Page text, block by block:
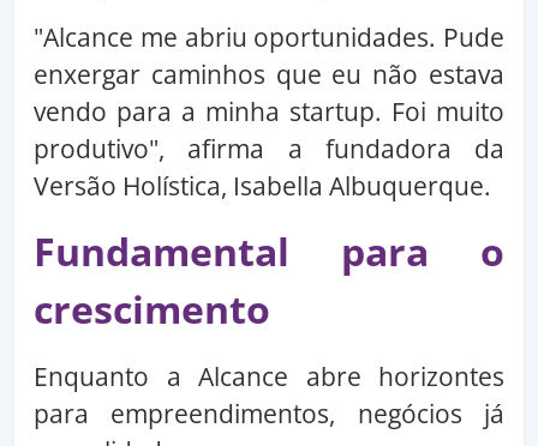
"Alcance me abriu oportunidades. Pude
enxergar caminhos que eu não estava
vendo para a minha startup. Foi muito
produtivo", afirma a fundadora da
Versão Holística, Isabella Albuquerque.
Fundamental para o
crescimento
Enquanto a Alcance abre horizontes
para empreendimentos, negócios já